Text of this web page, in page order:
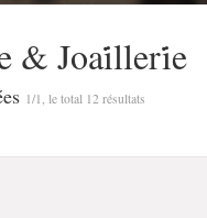
& Joai̇̇lleri̇̇e
1/1, le total 12 résultats